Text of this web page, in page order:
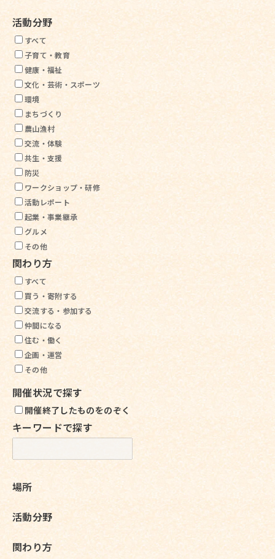
活動分野
すべて
子育て・教育
健康・福祉
文化・芸術・スポーツ
環境
まちづくり
農山漁村
交流・体験
共生・支援
防災
ワークショップ・研修
活動レポート
起業・事業継承
グルメ
その他
関わり方
すべて
買う・寄附する
交流する・参加する
仲間になる
住む・働く
企画・運営
その他
開催状況で探す
開催終了したものをのぞく
キーワードで探す
場所
活動分野
関わり方